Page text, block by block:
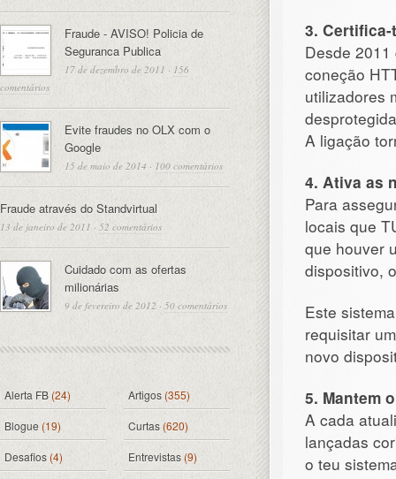
3.
Desde
coneção
utilizadores
A ligação
4. Ativa as
Para
locais que
que houver
dispositivo,
Este
requisitar
novo
5. Mantem
A cada
lançadas
o teu
Fraude - AVISO! Policia de
Seguranca Publica
17 de dezembro de 2011 · 156
comentários
Evite fraudes no OLX com o
Google
15 de maio de 2014 · 100 comentários
Fraude através do Standvirtual
13 de janeiro de 2011 · 52 comentários
Cuidado com as ofertas
milionárias
9 de fevereiro de 2012 · 50 comentários
Alerta FB(24) Artigos(355)
Blogue (19) Curtas(620)
Desafios (4) Entrevistas(9)